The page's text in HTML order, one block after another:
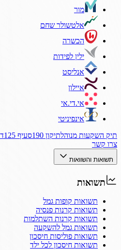
מור
אלטשולר שחם
הכשרה
ילין לפידות
אנליסט
איילון
אי.די.אי
אינפיניטי
תיק השקעות מנוהלתיקון 190 סעיף 125ד
צרו קשר
תשואות והשוואות
תשואות
תשואות קופות גמל
תשואות קרנות פנסיה
תשואות קרנות השתלמות
תשואות גמל להשקעה
תשואות פוליסות חיסכון
תשואות חיסכון לכל ילד